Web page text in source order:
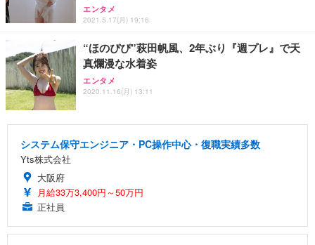
エンタメ
2021.5.17(月) 19:16
“ほのぴぴ”萩田帆風、2年ぶり『週プレ』で天
真爛漫な水着姿
エンタメ
2020.11.16(月) 13:11
システム保守エンジニア・PC操作中心・復職実績多数
Yts株式会社
大阪府
月給33万3,400円～50万円
正社員